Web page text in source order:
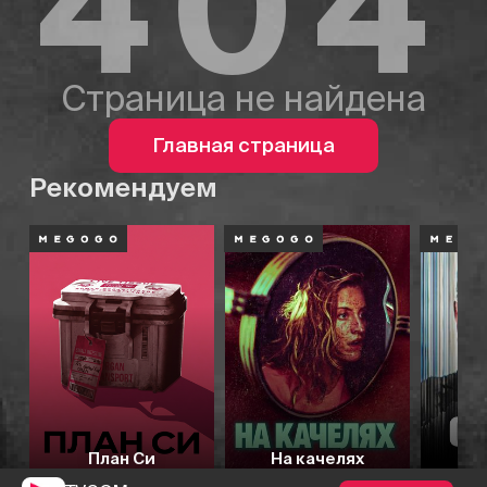
Страница не найдена
Главная страница
Рекомендуем
План Си На качелях